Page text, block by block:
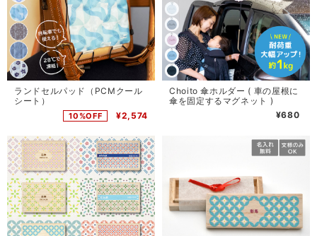
ランドセルパッド（PCMクール
シート）
10%OFF ¥2,574
Choito 傘ホルダー ( 車の屋根に
傘を固定するマグネット )
¥680